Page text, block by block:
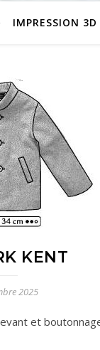
IMPRESSION 3D
KENT
2025
et